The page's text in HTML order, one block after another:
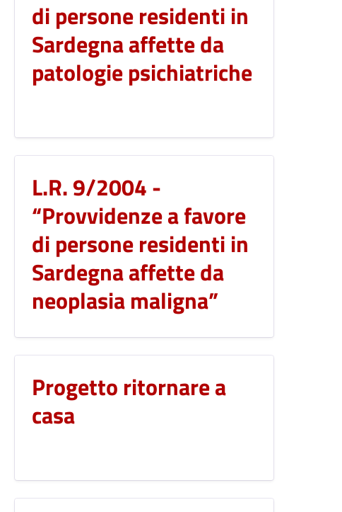
di persone residenti in
Sardegna affette da
patologie psichiatriche
L.R. 9/2004 -
“Provvidenze a favore
di persone residenti in
Sardegna affette da
neoplasia maligna”
Progetto ritornare a
casa